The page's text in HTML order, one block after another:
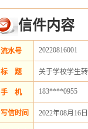
信件内容
流水号 20220816001
标 题 关于学校学生
手 机 183****0955
写信时间 2022年08月16日